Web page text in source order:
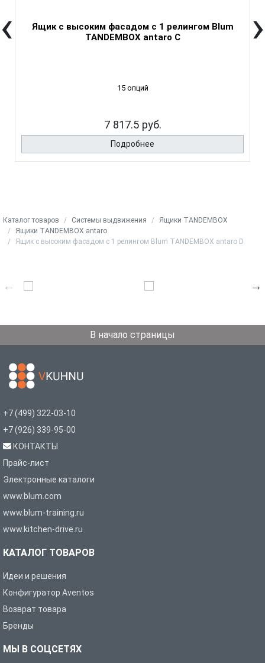
Ящик с высоким фасадом с 1 релингом Blum
TANDEMBOX antaro C
15 опций
7 817.5 руб.
Подробнее
‹ ›
Каталог товаров Системы выдвижения
Ящики TANDEMBOX
Ящики TANDEMBOX antaro
Ящик с высоким фасадом с 1 релингом Blum TANDEMBOX antaro D
В начало страницы
+7 (499) 322-03-10
+7 (926) 339-95-00
КОНТАКТЫ
Прайс-лист
Электронные каталоги
www.blum.com
www.blum-training.ru
www.kitchen-drive.ru
КАТАЛОГ ТОВАРОВ
Идеи и решения
Конфигуратор Aventos
Возврат товара
Бренды
МЫ В СОЦСЕТЯХ